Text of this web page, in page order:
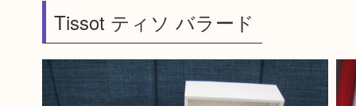
Tissot ティソ バラード